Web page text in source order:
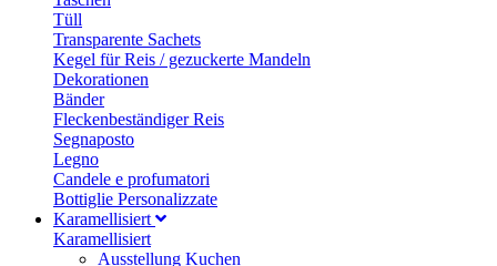
Tüll
Transparente Sachets
Kegel für Reis / gezuckerte Mandeln
Dekorationen
Bänder
Fleckenbeständiger Reis
Segnaposto
Legno
Candele e profumatori
Bottiglie Personalizzate
Karamellisiert
Karamellisiert
Ausstellung Kuchen